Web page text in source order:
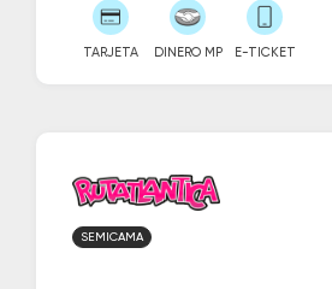
TARJETA DINERO MP E-TICKET
SEMICAMA